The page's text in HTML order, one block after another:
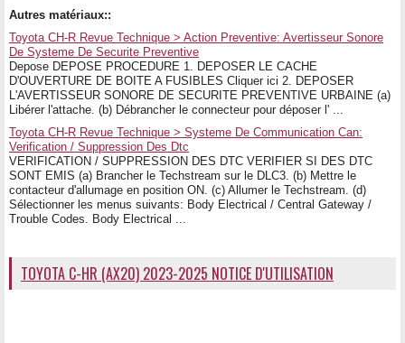
Autres matériaux::
Toyota CH-R Revue Technique > Action Preventive: Avertisseur Sonore
De Systeme De Securite Preventive
Depose DEPOSE PROCEDURE 1. DEPOSER LE CACHE
D'OUVERTURE DE BOITE A FUSIBLES Cliquer ici 2. DEPOSER
L'AVERTISSEUR SONORE DE SECURITE PREVENTIVE URBAINE (a)
Libérer l'attache. (b) Débrancher le connecteur pour déposer l' ...
Toyota CH-R Revue Technique > Systeme De Communication Can:
Verification / Suppression Des Dtc
VERIFICATION / SUPPRESSION DES DTC VERIFIER SI DES DTC
SONT EMIS (a) Brancher le Techstream sur le DLC3. (b) Mettre le
contacteur d'allumage en position ON. (c) Allumer le Techstream. (d)
Sélectionner les menus suivants: Body Electrical / Central Gateway /
Trouble Codes. Body Electrical ...
TOYOTA C-HR (AX20) 2023-2025 NOTICE D'UTILISATION